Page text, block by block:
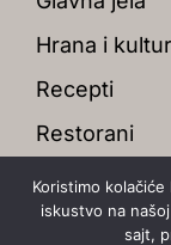
Hrana i
Recepti
Restorani
Koristimo
iskustvo na
sajt,